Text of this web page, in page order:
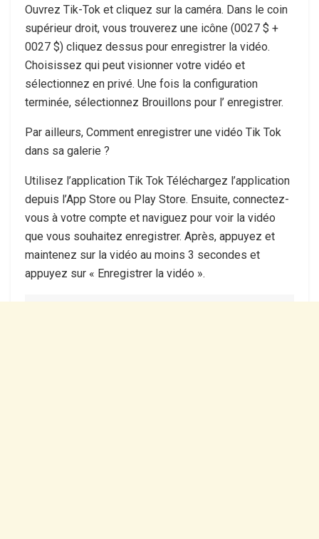
Ouvrez Tik-Tok et cliquez sur la caméra. Dans le coin
supérieur droit, vous trouverez une icône (0027 $ +
0027 $) cliquez dessus pour enregistrer la vidéo.
Choisissez qui peut visionner votre vidéo et
sélectionnez en privé. Une fois la configuration
terminée, sélectionnez Brouillons pour l’ enregistrer.
Par ailleurs, Comment enregistrer une vidéo Tik Tok
dans sa galerie ?
Utilisez l’application Tik Tok Téléchargez l’application
depuis l’App Store ou Play Store. Ensuite, connectez-
vous à votre compte et naviguez pour voir la vidéo
que vous souhaitez enregistrer. Après, appuyez et
maintenez sur la vidéo au moins 3 secondes et
appuyez sur « Enregistrer la vidéo ».